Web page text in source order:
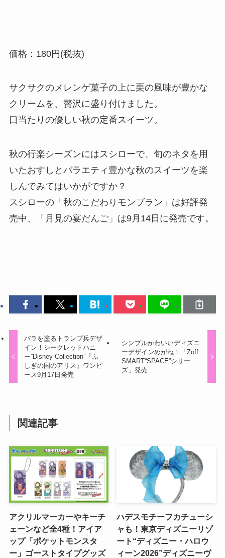
価格：180円(税抜)
サクサクのメレンゲ菓子の上に栗の風味が豊かな
クリームを、贅沢に盛り付けました。
口当たりの優しい秋の定番スイーツ。
秋の行楽シーズンにはスシローで、旬のネタを用
いたおすしとバラエティ豊かな秋のスイーツを楽
しんでみてはいかがですか？
スシローの「秋のこだわりモンブラン」は好評発
売中、「月見の宴だんご」は9月14日に発売です。
バラを塗るトランプ兵デザ
イン！シークレットハニ
ー”Disney Collection”『ふ
しぎの国のアリス』ワンピ
ース9月17日発売
シンプルかわいいディズニ
ーデザインめがね！「Zoff
SMART“SPACE”シリー
ズ」発売
関連記事
アクリルマーカーやキーチ
ェーンなど全4種！アイア
ップ「ポケットモンスタ
ー」ゴーストタイプグッズ
ハデスモチーフカチューシ
ャも！東京ディズニーリゾ
ート“ディズニー・ハロウ
ィーン2026”ディズニーヴ